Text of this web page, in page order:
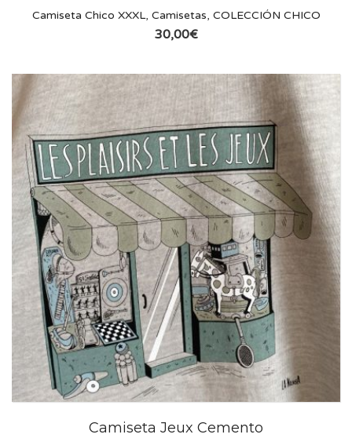
Camiseta Chico XXXL, Camisetas, COLECCIÓN CHICO
30,00€
Camiseta Jeux Cemento